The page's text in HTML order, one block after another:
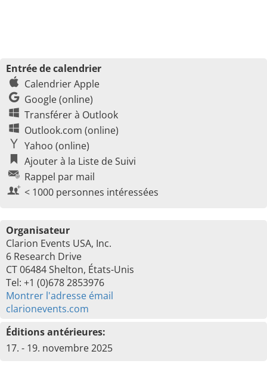
Entrée de calendrier
Calendrier Apple
Google (online)
Transférer à Outlook
Outlook.com (online)
Yahoo (online)
Ajouter à la Liste de Suivi
Rappel par mail
< 1000 personnes intéressées
Organisateur
Clarion Events USA, Inc.
6 Research Drive
CT 06484 Shelton, États-Unis
Tel: +1 (0)678 2853976
Montrer l'adresse émail
clarionevents.com
Éditions antérieures:
17. - 19. novembre 2025